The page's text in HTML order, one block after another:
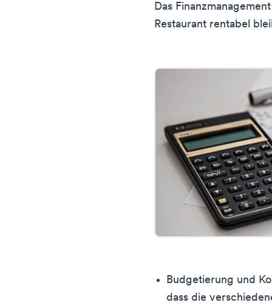
Das
Restaurant rentabel
Budgetierung und
dass die